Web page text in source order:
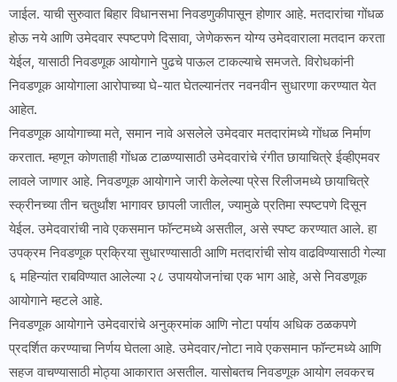
जाईल. याची सुरुवात बिहार विधानसभा निवडणुकीपासून होणार आहे. मतदारांचा गोंधळ
होऊ नये आणि उमेदवार स्पष्टपणे दिसावा, जेणेकरून योग्य उमेदवाराला मतदान करता
येईल, यासाठी निवडणूक आयोगाने पुढचे पाऊल टाकल्याचे समजते. विरोधकांनी
निवडणूक आयोगाला आरोपाच्या घे-यात घेतल्यानंतर नवनवीन सुधारणा करण्यात येत
आहेत.
निवडणूक आयोगाच्या मते, समान नावे असलेले उमेदवार मतदारांमध्ये गोंधळ निर्माण
करतात. म्हणून कोणताही गोंधळ टाळण्यासाठी उमेदवारांचे रंगीत छायाचित्रे ईव्हीएमवर
लावले जाणार आहे. निवडणूक आयोगाने जारी केलेल्या प्रेस रिलीजमध्ये छायाचित्रे
स्क्रीनच्या तीन चतुर्थांश भागावर छापली जातील, ज्यामुळे प्रतिमा स्पष्टपणे दिसून
येईल. उमेदवारांची नावे एकसमान फॉन्टमध्ये असतील, असे स्पष्ट करण्यात आले. हा
उपक्रम निवडणूक प्रक्रिया सुधारण्यासाठी आणि मतदारांची सोय वाढविण्यासाठी गेल्या
६ महिन्यांत राबविण्यात आलेल्या २८ उपाययोजनांचा एक भाग आहे, असे निवडणूक
आयोगाने म्हटले आहे.
निवडणूक आयोगाने उमेदवारांचे अनुक्रमांक आणि नोटा पर्याय अधिक ठळकपणे
प्रदर्शित करण्याचा निर्णय घेतला आहे. उमेदवार/नोटा नावे एकसमान फॉन्टमध्ये आणि
सहज वाचण्यासाठी मोठ्या आकारात असतील. यासोबतच निवडणूक आयोग लवकरच